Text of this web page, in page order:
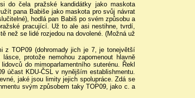
do čela pražské kandidátky jako maskota
pana Babiše jako maskota pro svůj návrat
hodlá pan Babiš po svém způsobu a
pracující. Už to ale asi nestihne, tvrdí,
než se lidé rozjedou na dovolené. (Možná už
z TOP09 (dohromady jich je 7, je tonejvětší
protože nemohou zapomenout hlavně
do mimoparlamentního suterénu. Řekl
účast KDU-ČSL v nynějším establishmentu.
jaké jsou limity jejich spolupráce. Zdá se
svým způsobem taky TOP09, jako c. a